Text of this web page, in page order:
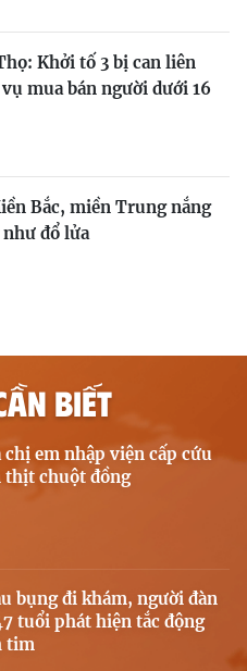
Khởi tố 3 bị can liên
mua bán người dưới 16
Bắc, miền Trung nắng
đổ lửa
BIẾT
chị em nhập viện cấp cứu
thịt chuột đồng
bụng đi khám, người đàn
tuổi phát hiện tắc động
tim